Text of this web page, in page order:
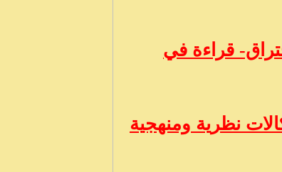
قراءة في
نظرية ومنهجية